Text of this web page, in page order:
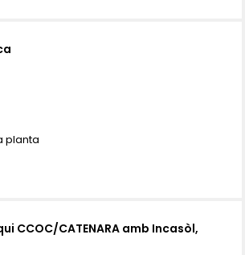
planta
CCOC/CATENARA amb Incasòl,